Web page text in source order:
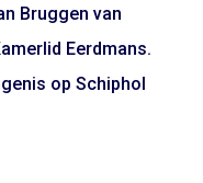
Bruggen van
Eerdmans.
op Schiphol